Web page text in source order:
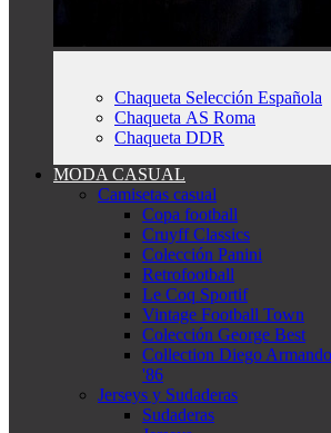
Chaqueta Selección Española
Chaqueta AS Roma
Chaqueta DDR
MODA CASUAL
Camisetas casual
Copa football
Cruyff Classics
Colección Panini
Retrofootball
Le Coq Sportif
Vintage Football Town
Colección George Best
Collection Diego
'86
Jerseys y Sudaderas
Sudaderas